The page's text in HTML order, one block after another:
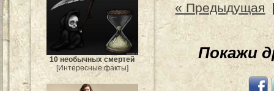
10 необычных смертей
[Интересные факты]
« Предыдущая
Покажи